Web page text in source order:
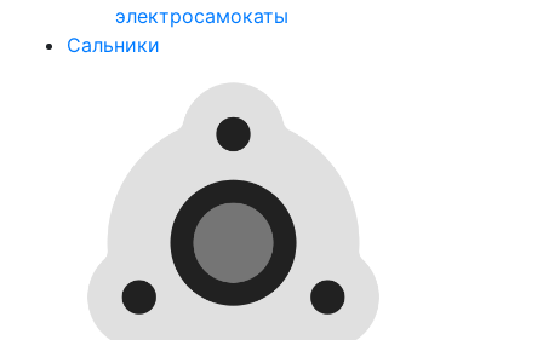
электросамокаты
Сальники